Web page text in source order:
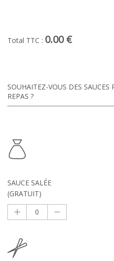
Total TTC : 0.00 €
SOUHAITEZ-VOUS DES
REPAS ?
SAUCE SALÉE
(GRATUIT)